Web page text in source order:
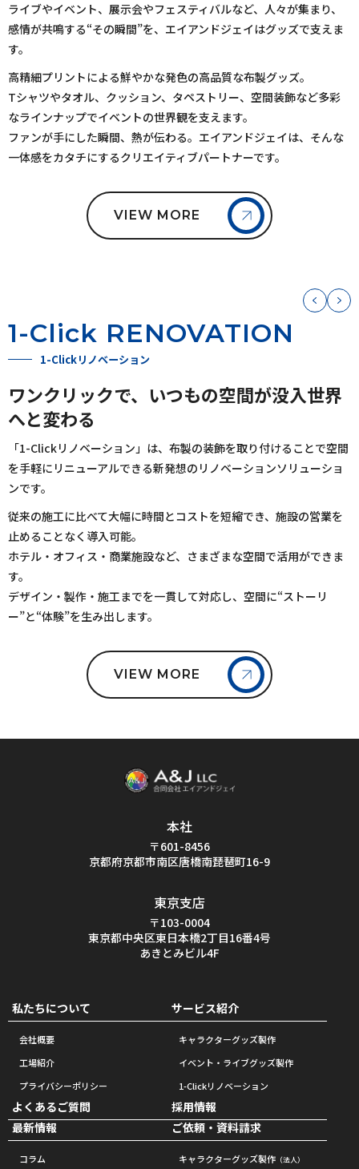
ライブやイベント、展示会やフェスティバルなど、人々が集まり、
感情が共鳴する“その瞬間”を、エイアンドジェイはグッズで支えま
す。
高精細プリントによる鮮やかな発色の高品質な布製グッズ。
Tシャツやタオル、クッション、タペストリー、空間装飾など多彩
なラインナップでイベントの世界観を支えます。
ファンが手にした瞬間、熱が伝わる。エイアンドジェイは、そんな
一体感をカタチにするクリエイティブパートナーです。
VIEW MORE
1-Click RENOVATION
1-Clickリノベーション
ワンクリックで、いつもの空間が没入世界
へと変わる
「1-Clickリノベーション」は、布製の装飾を取り付けることで空間
を手軽にリニューアルできる新発想のリノベーションソリューショ
ンです。
従来の施工に比べて大幅に時間とコストを短縮でき、施設の営業を
止めることなく導入可能。
ホテル・オフィス・商業施設など、さまざまな空間で活用ができま
す。
デザイン・製作・施工までを一貫して対応し、空間に“ストーリ
ー”と“体験”を生み出します。
VIEW MORE
本社
〒601-8456
京都府京都市南区唐橋南琵琶町16-9
東京支店
〒103-0004
東京都中央区東日本橋2丁目16番4号
あきとみビル4F
私たちについて
会社概要
工場紹介
プライバシーポリシー
サービス紹介
キャラクターグッズ製作
イベント・ライブグッズ製作
1-Clickリノベーション
よくあるご質問
採用情報
最新情報
コラム
ご依頼・資料請求
キャラクターグッズ製作 （法人）